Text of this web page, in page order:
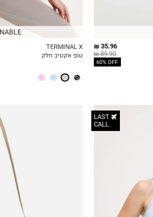
35.96 ₪
89.90 ₪
60% OFF
MY LIST
TERMINAL X
טופ אקטיב חלק
LAST
CALL